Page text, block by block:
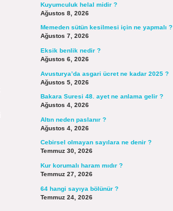
Kuyumculuk helal midir ?
Ağustos 8, 2026
Memeden sütün kesilmesi için ne yapmalı ?
Ağustos 7, 2026
Eksik benlik nedir ?
Ağustos 6, 2026
Avusturya’da asgari ücret ne kadar 2025 ?
Ağustos 5, 2026
Bakara Suresi 48. ayet ne anlama gelir ?
Ağustos 4, 2026
Altın neden paslanır ?
Ağustos 4, 2026
Cebirsel olmayan sayılara ne denir ?
Temmuz 30, 2026
Kur korumalı haram mıdır ?
Temmuz 27, 2026
64 hangi sayıya bölünür ?
Temmuz 24, 2026